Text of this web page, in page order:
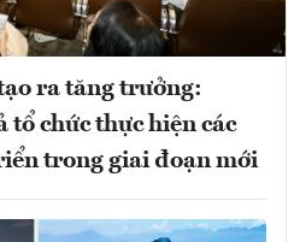
ra tăng trưởng:
tổ chức thực hiện các
trong giai đoạn mới